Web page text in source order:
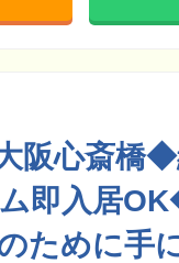
阪心斎橋◆
即入居
ために手